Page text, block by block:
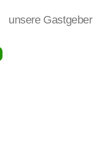
unsere Gastgeber